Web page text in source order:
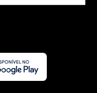
ao ar livre, como
térmicas e acessórios
climas e terrenos.
Face , um
marca proporciona
durabilidade e